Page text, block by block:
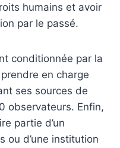
humains et avoir
par le passé.
conditionnée par la
en charge
ses sources de
observateurs. Enfin,
partie d’un
ou d’une institution